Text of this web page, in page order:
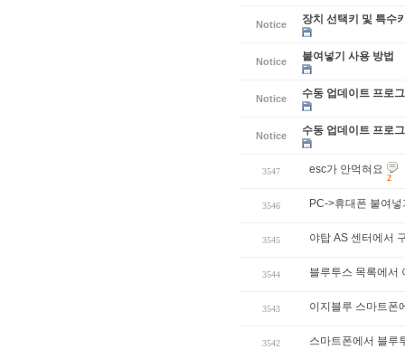
Notice 장치 선택키 및 특수
Notice 붙여넣기 사용 방법
Notice 수동 업데이트 프로
Notice 수동 업데이트 프로
3547 esc가 안먹혀요
2
3546 PC->휴대폰 붙여
3545 야탑 AS 센터에서
3544 블루투스 목록에서
3543 이지블루 스마트폰
3542 스마트폰에서 블루